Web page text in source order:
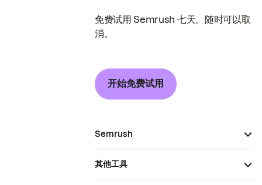
免费试用 Semrush 七天。随时可以取
消。
开始免费试用
Semrush
其他工具